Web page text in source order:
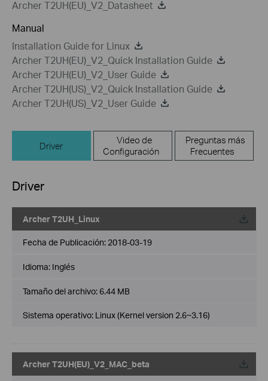
Archer T2UH(EU)_V2_Datasheet
Manual
Installation Guide for Linux
Archer T2UH(EU)_V2_Quick Installation Guide
Archer T2UH(EU)_V2_User Guide
Archer T2UH(US)_V2_Quick Installation Guide
Archer T2UH(US)_V2_User Guide
Driver
Video de
Configuración
Preguntas más
Frecuentes
Driver
Archer T2UH_Linux
Fecha de Publicación: 2018-03-19
Idioma: Inglés
Tamaño del archivo: 6.44 MB
Sistema operativo: Linux (Kernel version 2.6~3.16)
Archer T2UH(EU)_V2_MAC_beta